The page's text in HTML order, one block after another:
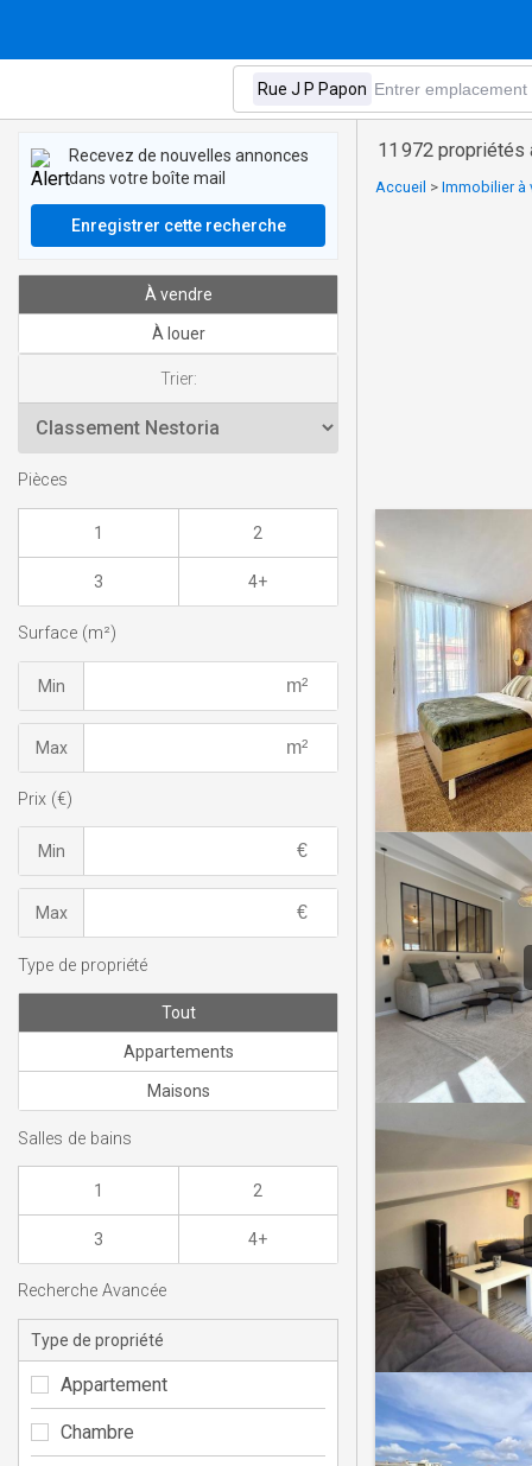
11 972 propriétés
Accueil > Immobilier à
Recevez de nouvelles annonces
dans votre boîte mail
Enregistrer cette recherche
À vendre
À louer
Trier:
Pièces
1 2
3 4+
Surface (m²)
Min
Max
Prix (€)
Min
Max
Type de propriété
Tout
Appartements
Maisons
Salles de bains
1 2
3 4+
Recherche Avancée
Type de propriété
Appartement
Chambre